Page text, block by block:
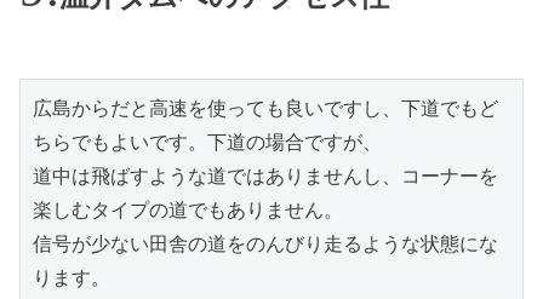
広島からだと高速を使っても良いですし、下道でもど
ちらでもよいです。下道の場合ですが、
道中は飛ばすような道ではありませんし、コーナーを
楽しむタイプの道でもありません。
信号が少ない田舎の道をのんびり走るような状態にな
ります。